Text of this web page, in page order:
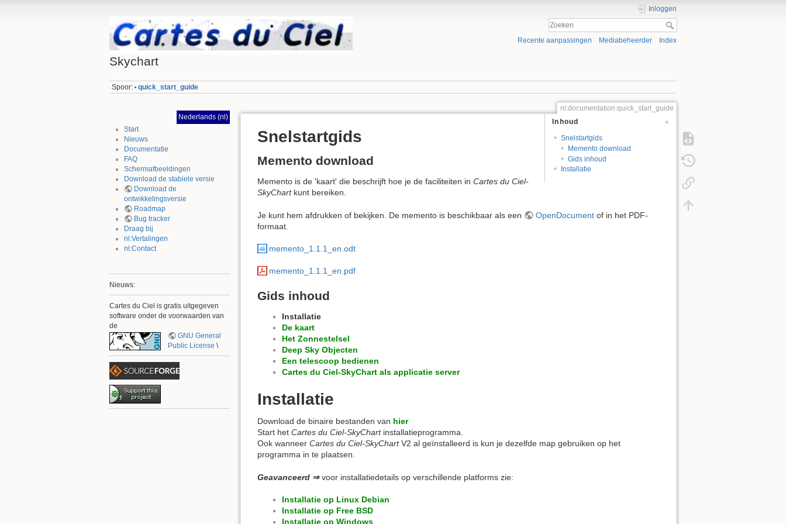
Skychart
Inloggen
Recente aanpassingen Mediabeheerder Index
Spoor: • quick_start_guide
Nederlands (nl)
Start
Nieuws
Documentatie
FAQ
Schermafbeeldingen
Download de stabiele versie
Download de
ontwikkelingsversie
Roadmap
Bug tracker
Draag bij
nl:Vertalingen
nl:Contact
Nieuws:
Cartes du Ciel is gratis uitgegeven
software onder de voorwaarden van
de
GNU General
Public License \
nl:documentation:quick_start_guide
Inhoud
Snelstartgids
Memento download
Gids inhoud
Installatie
Snelstartgids
Memento download
Memento is de 'kaart' die beschrijft hoe je de faciliteiten in Cartes du Ciel-
SkyChartkunt bereiken.
Je kunt hem afdrukken of bekijken. De memento is beschikbaar als een OpenDocumentof in het PDF-
formaat.
memento_1.1.1_en.odt
memento_1.1.1_en.pdf
Gids inhoud
Installatie
De kaart
Het Zonnestelsel
Deep Sky Objecten
Een telescoop bedienen
Cartes du Ciel-SkyChart als applicatie server
Installatie
Download de binaire bestanden van hier
Start het Cartes du Ciel-SkyChartinstallatieprogramma.
Ook wanneer Cartes du Ciel-SkyChartV2 al geïnstalleerd is kun je dezelfde map gebruiken op het
programma in te plaatsen.
Geavanceerd ⇒voor installatiedetails op verschillende platforms zie:
Installatie op Linux Debian
Installatie op Free BSD
Installatie op Windows